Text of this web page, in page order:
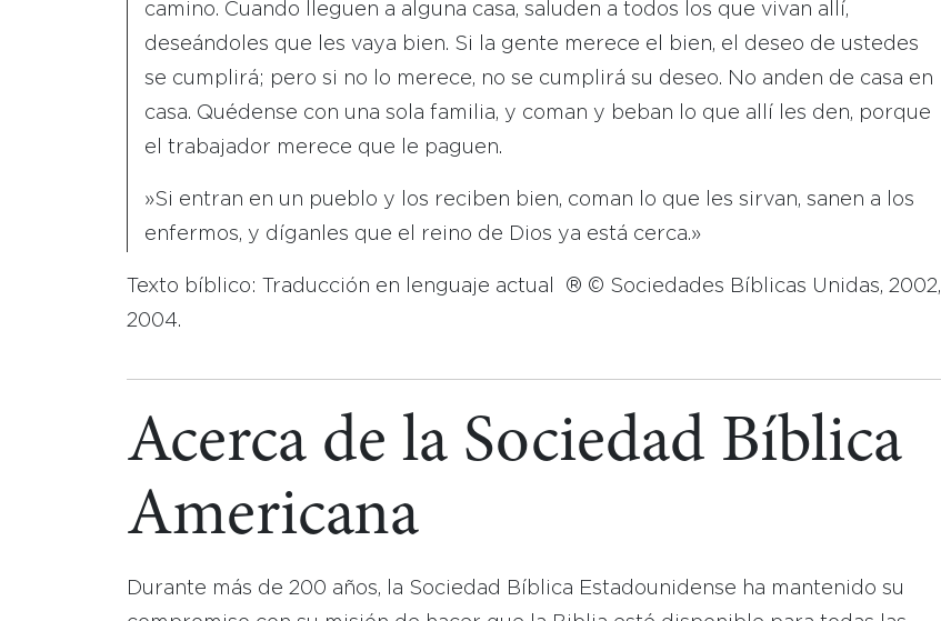
camino. Cuando lleguen a alguna casa, saluden a todos los que vivan allí,
deseándoles que les vaya bien. Si la gente merece el bien, el deseo de ustedes
se cumplirá; pero si no lo merece, no se cumplirá su deseo. No anden de casa en
casa. Quédense con una sola familia, y coman y beban lo que allí les den, porque
el trabajador merece que le paguen.
»Si entran en un pueblo y los reciben bien, coman lo que les sirvan, sanen a los
enfermos, y díganles que el reino de Dios ya está cerca.»
Texto bíblico: Traducción en lenguaje actual ® © Sociedades Bíblicas Unidas, 2002,
2004.
Acerca de la Sociedad Bíblica
Americana
Durante más de 200 años, la Sociedad Bíblica Estadounidense ha mantenido su